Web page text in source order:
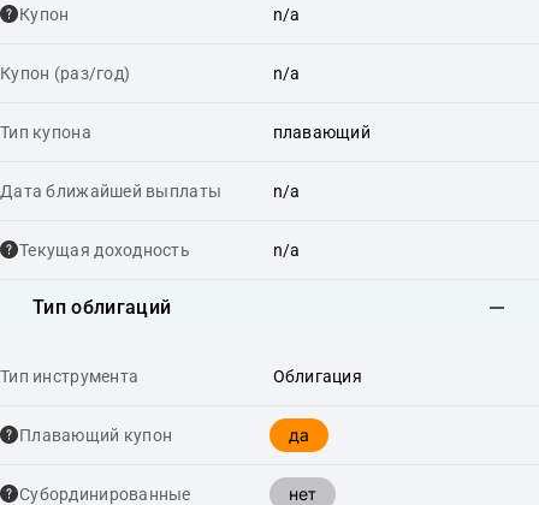
Купон n/a
Купон (раз/год) n/a
Тип купона плавающий
Дата ближайшей выплаты n/a
Текущая доходность n/a
Тип облигаций
Тип инструмента Облигация
Плавающий купон да
Cубординированные нет